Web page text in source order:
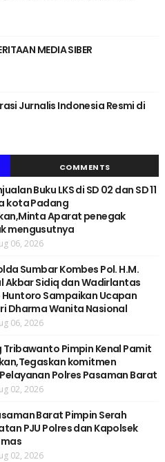
MEDIA SIBER
Jurnalis Indonesia Resmi di
COMMENTS
Buku LKS di SD 02 dan SD 11
kota Padang
Aparat penegak
mengusutnya
06, 2026
Sumbar Kombes Pol. H.M.
Akbar Sidiq dan Wadirlantas
Huntoro Sampaikan Ucapan
Dharma Wanita Nasional
06, 2026
Tribawanto Pimpin Kenal Pamit
komitmen
Polres Pasaman Barat
02, 2026
Barat Pimpin Serah
PJU Polres dan Kapolsek
02, 2026